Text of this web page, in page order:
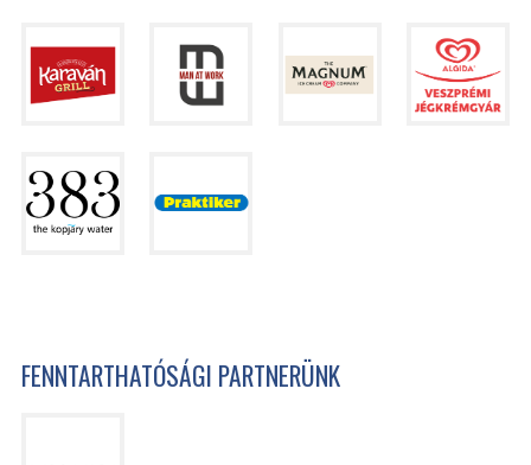
FENNTARTHATÓSÁGI PARTNERÜNK